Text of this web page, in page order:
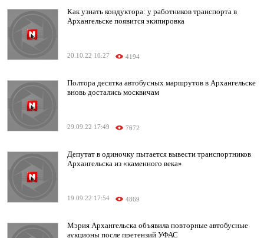
Как узнать кондуктора: у работников транспорта в
Архангельске появится экипировка
20.10.22 10:27 4194
Полтора десятка автобусных маршрутов в Архангельске
вновь достались москвичам
29.09.22 17:49 7672
Депутат в одиночку пытается вывести транспортников
Архангельска из «каменного века»
19.09.22 17:54 4869
Мэрия Архангельска объявила повторные автобусные
аукционы после претензий УФАС